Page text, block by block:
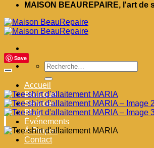
MAISON BEAUREPAIRE, l'art
Recherche
pour :
Accueil
Boutique
Services
Blog
Événements
À Propos
Contact
Save